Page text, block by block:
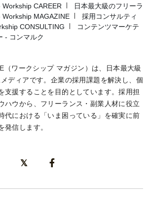
CAREER
日本最大級のフリーラ
Workship MAGAZINE
採用コンサルティ
CONSULTING
コンテンツマーケテ
- コンマルク
ワークシップ マガジン）は、日本最大級
ディアです。企業の採用課題を解決し、個
支援することを目的としています。採用担
ハウから、フリーランス・副業人材に役立
代における「いま困っている」を確実に前
発信します。